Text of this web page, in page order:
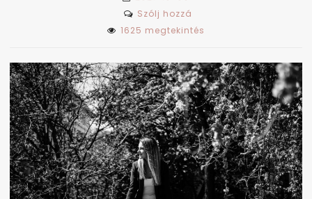
Szólj hozzá
Mi
helyzet
a
körmössel,
ha
lebetegszik?!
1625 megtekintés